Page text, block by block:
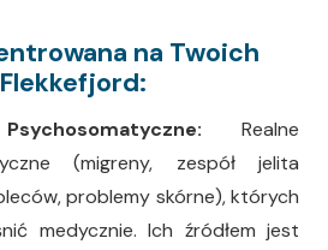
na Twoich
Realne
(migreny, zespół jelita
problemy skórne), których
medycznie. Ich źródłem jest